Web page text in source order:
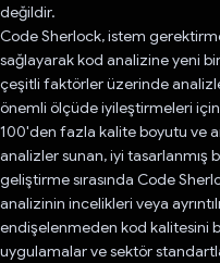
değildir.
Code Sherlock, istem
sağlayarak kod analizine yeni
çeşitli faktörler üzerinde
önemli ölçüde iyileştirmeleri için
100'den fazla kalite boyutu ve
analizler sunan, iyi tasarlanmış
geliştirme sırasında Code
analizinin incelikleri veya
endişelenmeden kod kalitesini
uygulamalar ve sektör